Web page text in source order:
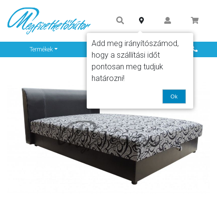
Termékek Info
Add meg irányítószámod,
hogy a szállítási időt
pontosan meg tudjuk
határozni!
Ok